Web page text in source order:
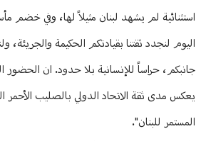
استثنائية لم يشهد لبنان مثيلاً لها، وفي خضم
اليوم لنجدد ثقتنا بقيادتكم الحكيمة والجريئة،
جانبكم، حراساً للإنسانية بلا حدود. ان الحضور
يعكس مدى ثقة الاتحاد الدولي بالصليب الأحمر
المستمر للبنان".